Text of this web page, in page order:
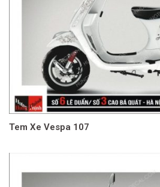
Tem Xe Vespa 107